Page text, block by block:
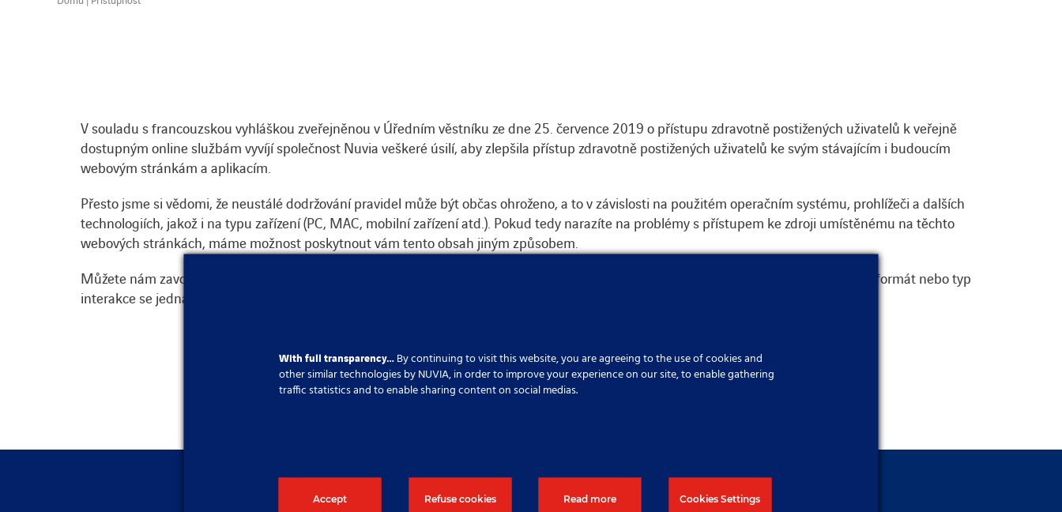
V souladu s francouzskou vyhláškou zveřejněnou v Úředním věstníku ze dne 25. července 2019 o přístupu zdravotně postižených uživatelů k veřejně
dostupným online službám vyvíjí společnost Nuvia veškeré úsilí, aby zlepšila přístup zdravotně postižených uživatelů ke svým stávajícím i budoucím
webovým stránkám a aplikacím.
Přesto jsme si vědomi, že neustálé dodržování pravidel může být občas ohroženo, a to v závislosti na použitém operačním systému, prohlížeči a dalších
technologiích, jakož i na typu zařízení (PC, MAC, mobilní zařízení atd.). Pokud tedy narazíte na problémy s přístupem ke zdroji umístěnému na těchto
webových stránkách, máme možnost poskytnout vám tento obsah jiným způsobem.
Můžete nám zavolat na číslo +33 1 4776 4262 nebo nám napsat e-mail na adresu info@soletanchefreyssinet.com a sdělit nám, o jaký formát nebo typ
interakce se jedná – hlasový přenos, přenos souborů atd. – byste upřednostňovali.
With full transparency…By continuing to visit this website, you are agreeing to the use of cookies and
other similar technologies by NUVIA, in order to improve your experience on our site, to enable gathering
traffic statistics and to enable sharing content on social medias.
Accept Refuse cookies Read more Cookies Settings